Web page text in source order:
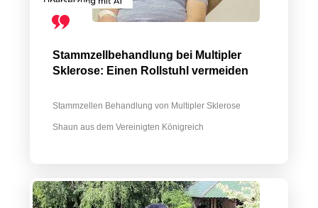
Stammzellbehandlung bei Multipler
Sklerose: Einen Rollstuhl vermeiden
Stammzellen Behandlung von Multipler Sklerose
Shaun aus dem Vereinigten Königreich